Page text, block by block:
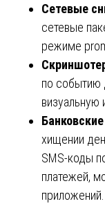
Сетевые
сетевые
режиме
по событию
визуальную
хищении
SMS-коды
платежей,
приложений.